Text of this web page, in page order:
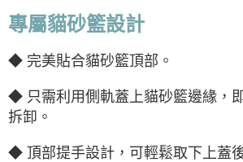
專屬貓砂籃設計
◆ 完美貼合貓砂籃頂部。
◆ 只需利用側軌蓋上貓砂籃邊緣，
拆卸。
◆ 頂部提手設計，可輕鬆取下上蓋